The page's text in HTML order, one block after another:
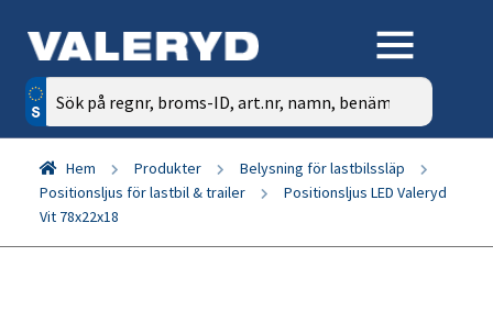
Sök
efter:
Hem Produkter
Belysning för lastbilssläp
Positionsljus för lastbil & trailer
Positionsljus LED Valeryd
Vit 78x22x18